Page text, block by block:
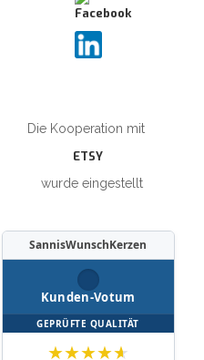
Die Kooperation mit
ETSY
wurde eingestellt
SannisWunschKerzen
Kunden-Votum
GEPRÜFTE QUALITÄT
★★★★★